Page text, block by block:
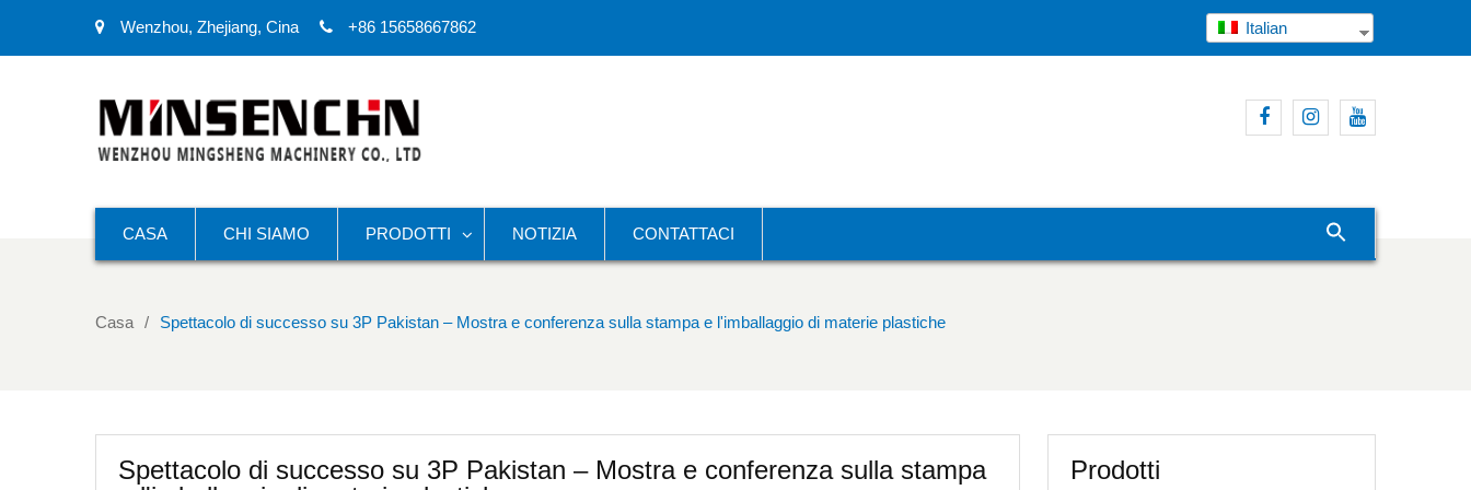
Wenzhou, Zhejiang, Cina +86 15658667862 Italian
CASA CHI SIAMO PRODOTTI NOTIZIA CONTATTACI
Casa Spettacolo di successo su 3P Pakistan – Mostra e conferenza sulla stampa e l'imballaggio di materie plastiche
Spettacolo di successo su 3P Pakistan – Mostra e conferenza sulla stampa
Prodotti